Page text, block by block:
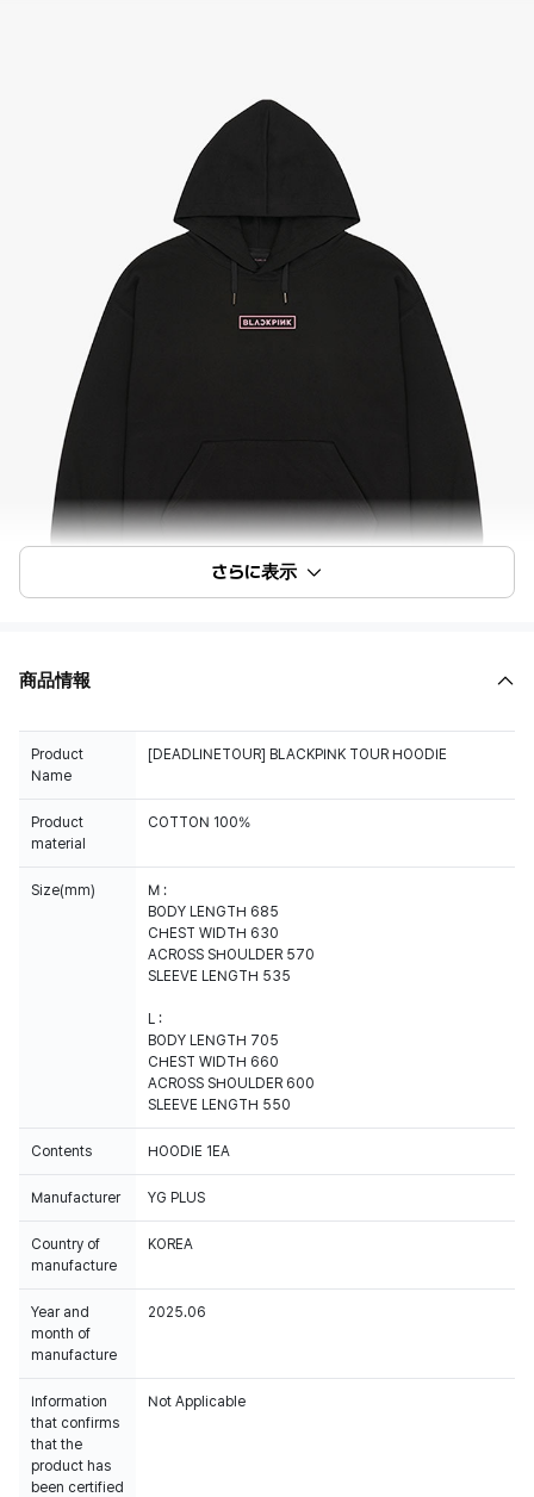
さらに表示
商品情報
Product
Name
[DEADLINETOUR] BLACKPINK TOUR HOODIE
Product
material
COTTON 100%
Size(mm)
M :
BODY LENGTH 685
CHEST WIDTH 630
ACROSS SHOULDER 570
SLEEVE LENGTH 535
L :
BODY LENGTH 705
CHEST WIDTH 660
ACROSS SHOULDER 600
SLEEVE LENGTH 550
Contents HOODIE 1EA
Manufacturer YG PLUS
Country of
manufacture
KOREA
Year and
month of
manufacture
2025.06
Information
that confirms
that the
product has
been certified
Not Applicable